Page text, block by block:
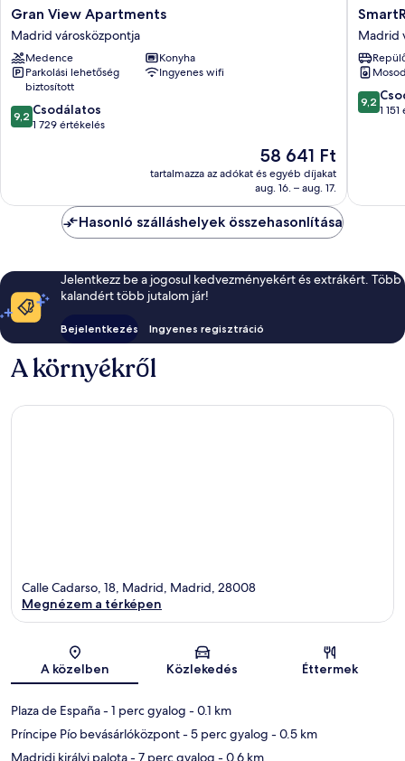
Gran
View
Apartments
Madrid
városközpontja
Gran View Apartments
Madrid városközpontja
Medence
Konyha
Parkolási lehetőség
biztosított
Ingyenes wifi
9.2
ennyiből:
9,2 Csodálatos
1 729 értékelés
Az
ár
58 641 Ft
58 641 Ft
tartalmazza az adókat és egyéb díjakat
aug. 16. – aug. 17.
Gran
Via
Centric
Madrid
Madrid
9.2
9,2
1
Hasonló szálláshelyek összehasonlítása
Jelentkezz be a jogosul kedvezményekért és extrákért. Több
kalandért több jutalom jár!
Bejelentkezés Ingyenes regisztráció
A környékről
Térkép
Calle Cadarso, 18, Madrid, Madrid, 28008
Megnézem a térképen
A közelben Közlekedés Éttermek
Plaza de España- 1 perc gyalog - 0.1 km
Príncipe Pío bevásárlóközpont- 5 perc gyalog - 0.5 km
Madridi királyi palota- 7 perc gyalog - 0.6 km